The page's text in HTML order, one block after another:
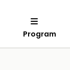
Program